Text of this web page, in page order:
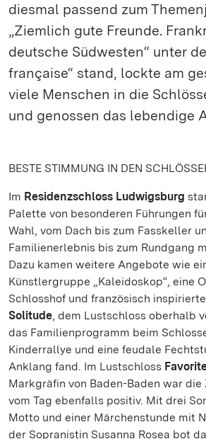
diesmal passend zum
„Ziemlich gute Freunde.
deutsche Südwesten“ unter
française“ stand, lockte am
viele Menschen in die
und genossen das lebendige
BESTE STIMMUNG IN DEN
Im Residenzschloss Ludwigsburg
Palette von besonderen Führungen
Wahl, vom Dach bis zum Fasskeller
Familienerlebnis bis zum Rundgang
Dazu kamen weitere Angebote wie
Künstlergruppe „Kaleidoskop“, eine
Schlosshof und französisch
Solitude, dem Lustschloss oberhalb
das Familienprogramm beim
Kinderrallye und eine feudale
Anklang fand. Im Lustschloss
Markgräfin von Baden-Baden war die
vom Tag ebenfalls positiv. Mit drei
Motto und einer Märchenstunde mit
der Sopranistin Susanna Rosea bot